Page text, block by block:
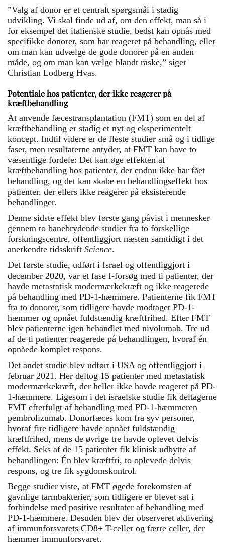
”Valg af donor er et centralt spørgsmål i stadig
udvikling. Vi skal finde ud af, om den effekt, man så i
for eksempel det italienske studie, bedst kan opnås med
specifikke donorer, som har reageret på behandling, eller
om man kan udvælge de gode donorer på en anden
måde, og om man kan vælge blandt raske,” siger
Christian Lodberg Hvas.
Potentiale hos patienter, der ikke reagerer på
kræftbehandling
At anvende fæcestransplantation (FMT) som en del af
kræftbehandling er stadig et nyt og eksperimentelt
koncept. Indtil videre er de fleste studier små og i tidlige
faser, men resultaterne antyder, at FMT kan have to
væsentlige fordele: Det kan øge effekten af
kræftbehandling hos patienter, der endnu ikke har fået
behandling, og det kan skabe en behandlingseffekt hos
patienter, der ellers ikke reagerer på eksisterende
behandlinger.
Denne sidste effekt blev første gang påvist i mennesker
gennem to banebrydende studier fra to forskellige
forskningscentre, offentliggjort næsten samtidigt i det
anerkendte tidsskrift Science.
Det første studie, udført i Israel og offentliggjort i
december 2020, var et fase I-forsøg med ti patienter, der
havde metastatisk modermærkekræft og ikke reagerede
på behandling med PD-1-hæmmere. Patienterne fik FMT
fra to donorer, som tidligere havde modtaget PD-1-
hæmmer og opnået fuldstændig kræftfrihed. Efter FMT
blev patienterne igen behandlet med nivolumab. Tre ud
af de ti patienter reagerede på behandlingen, hvoraf én
opnåede komplet respons.
Det andet studie blev udført i USA og offentliggjort i
februar 2021. Her deltog 15 patienter med metastatisk
modermærkekræft, der heller ikke havde reageret på PD-
1-hæmmere. Ligesom i det israelske studie fik deltagerne
FMT efterfulgt af behandling med PD-1-hæmmeren
pembrolizumab. Donorfæces kom fra syv personer,
hvoraf fire tidligere havde opnået fuldstændig
kræftfrihed, mens de øvrige tre havde oplevet delvis
effekt. Seks af de 15 patienter fik klinisk udbytte af
behandlingen: Én blev kræftfri, to oplevede delvis
respons, og tre fik sygdomskontrol.
Begge studier viste, at FMT øgede forekomsten af
gavnlige tarmbakterier, som tidligere er blevet sat i
forbindelse med positive resultater af behandling med
PD-1-hæmmere. Desuden blev der observeret aktivering
af immunforsvarets CD8+ T-celler og færre celler, der
hæmmer immunforsvaret.